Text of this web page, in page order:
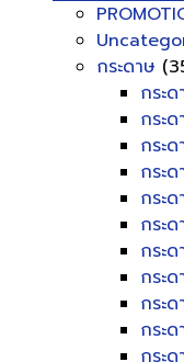
กระดาษ
กระ
กระ
กระ
กระ
กระ
กระ
กระ
กระด
กระ
กระ
กระ